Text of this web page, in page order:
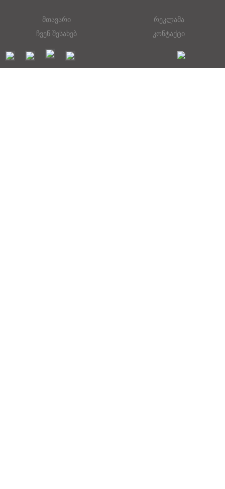
მთავარი
რეკლამა
ჩვენ შესახებ
კონტაქტი